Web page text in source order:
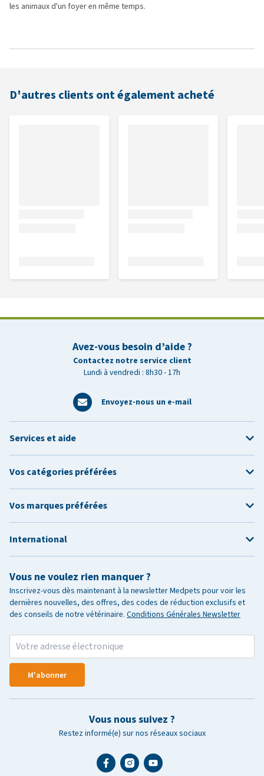
les animaux d'un foyer en même temps.
D'autres clients ont également acheté
Avez-vous besoin d’aide ?
Contactez notre service client
Lundi à vendredi : 8h30 - 17h
Envoyez-nous un e-mail
Vous ne voulez rien manquer ?
Inscrivez-vous dès maintenant à la newsletter Medpets pour voir les
dernières nouvelles, des offres, des codes de réduction exclusifs et
des conseils de notre vétérinaire. Conditions Générales Newsletter
M'abonner
Vous nous suivez ?
Restez informé(e) sur nos réseaux sociaux
Services et aide
Vos catégories préférées
Vos marques préférées
International